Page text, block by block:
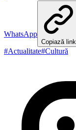
WhatsApp
Copiază link
#Actualitate#Cultură